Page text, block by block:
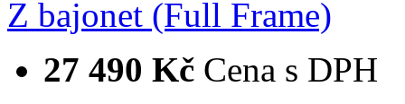
27 490 Kč Cena s DPH